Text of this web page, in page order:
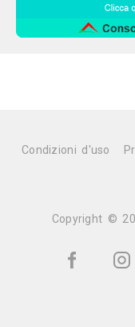
Condizioni d'uso
Copyright ©